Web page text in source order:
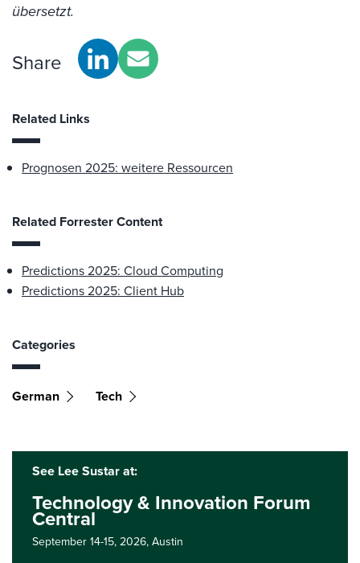
übersetzt.
Share
Related Links
Prognosen 2025: weitere Ressourcen
Related Forrester Content
Predictions 2025: Cloud Computing
Predictions 2025: Client Hub
Categories
German Tech
See Lee Sustar at:
Technology & Innovation Forum
Central
September 14-15, 2026,Austin